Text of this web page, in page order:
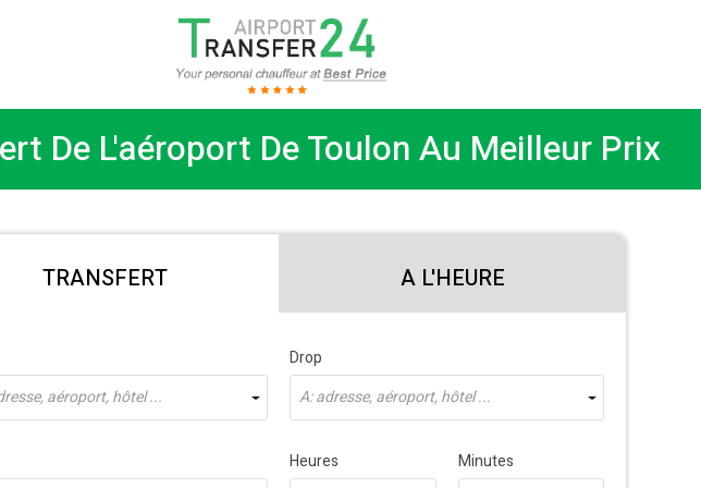
De L'aéroport De Toulon Au Meilleur Prix
TRANSFERT A L'HEURE
aéroport, hôtel ...
Drop
À: adresse, aéroport, hôtel ...
Heures Minutes